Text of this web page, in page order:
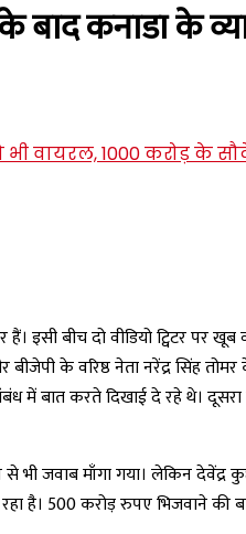
कनाडा के
बीच दो वीडियो ट्विटर पर खूब
के वरिष्ठ नेता नरेंद्र सिंह
बात करते दिखाई दे रहे थे। दूसरा
भी जवाब माँगा गया। लेकिन
है। 500 करोड़ रुपए भिजवाने की